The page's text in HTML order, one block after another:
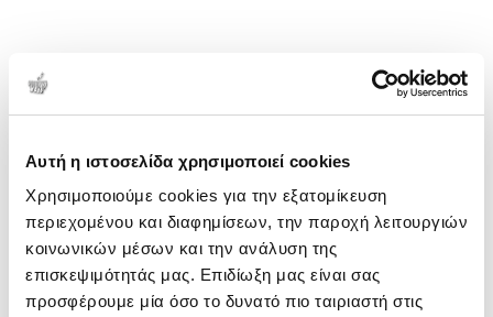
Αυτή η ιστοσελίδα χρησιμοποιεί cookies
Χρησιμοποιούμε cookies για την εξατομίκευση
περιεχομένου και διαφημίσεων, την παροχή λειτουργιών
κοινωνικών μέσων και την ανάλυση της
επισκεψιμότητάς μας. Επιδίωξη μας είναι σας
προσφέρουμε μία όσο το δυνατό πιο ταιριαστή στις